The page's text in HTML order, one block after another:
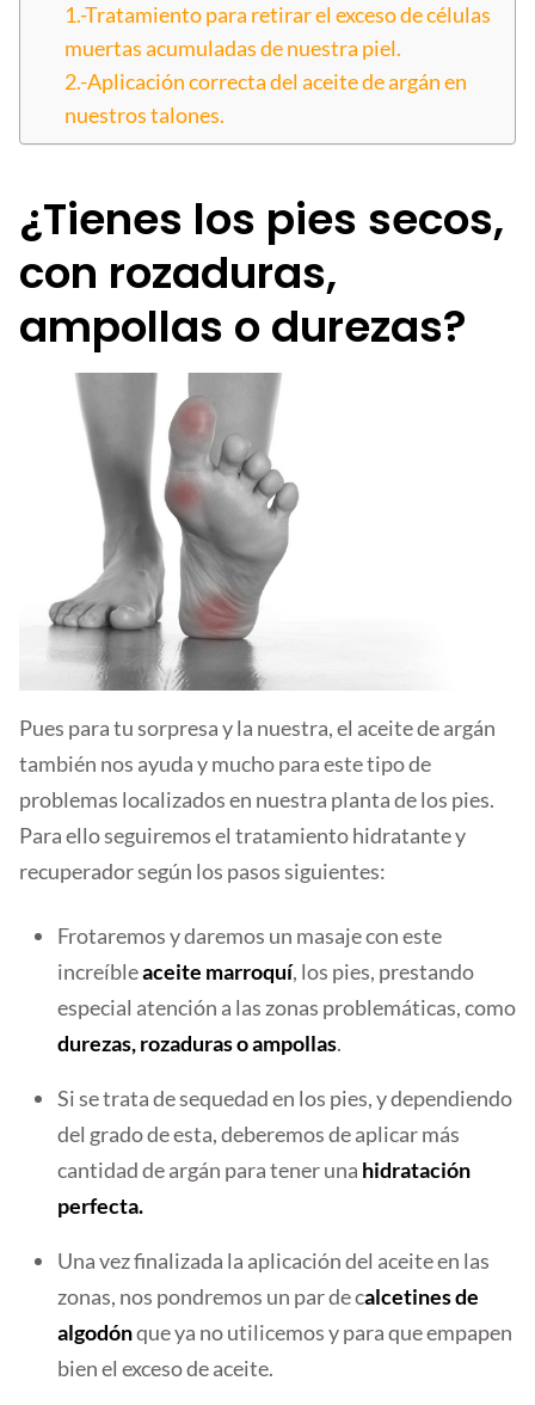
1.-Tratamiento para retirar el exceso de células
muertas acumuladas de nuestra piel.
2.-Aplicación correcta del aceite de argán en
nuestros talones.
¿Tienes los pies secos,
con rozaduras,
ampollas o durezas?
Pues para tu sorpresa y la nuestra, el aceite de argán
también nos ayuda y mucho para este tipo de
problemas localizados en nuestra planta de los pies.
Para ello seguiremos el tratamiento hidratante y
recuperador según los pasos siguientes:
Frotaremos y daremos un masaje con este
increíbleaceite marroquí, los pies, prestando
especial atención a las zonas problemáticas, como
durezas, rozaduras o ampollas.
Si se trata de sequedad en los pies, y dependiendo
del grado de esta, deberemos de aplicar más
cantidad de argán para tener una hidratación
perfecta.
Una vez finalizada la aplicación del aceite en las
zonas, nos pondremos un par de calcetines de
algodónque ya no utilicemos y para que empapen
bien el exceso de aceite.